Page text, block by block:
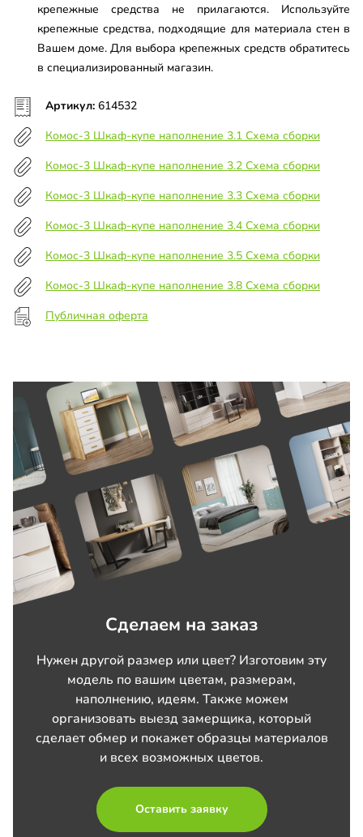
крепежные средства не прилагаются. Используйте
крепежные средства, подходящие для материала стен в
Вашем доме. Для выбора крепежных средств обратитесь
в специализированный магазин.
Артикул: 614532
Комос-3 Шкаф-купе наполнение 3.1 Схема сборки
Комос-3 Шкаф-купе наполнение 3.2 Схема сборки
Комос-3 Шкаф-купе наполнение 3.3 Схема сборки
Комос-3 Шкаф-купе наполнение 3.4 Схема сборки
Комос-3 Шкаф-купе наполнение 3.5 Схема сборки
Комос-3 Шкаф-купе наполнение 3.8 Схема сборки
Публичная оферта
Сделаем на заказ
Нужен другой размер или цвет? Изготовим эту
модель по вашим цветам, размерам,
наполнению, идеям. Также можем
организовать выезд замерщика, который
сделает обмер и покажет образцы материалов
и всех возможных цветов.
Оставить заявку